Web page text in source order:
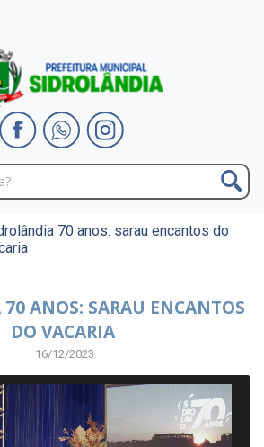
70 anos: sarau encantos do
ANOS: SARAU ENCANTOS
DO VACARIA
16/12/2023